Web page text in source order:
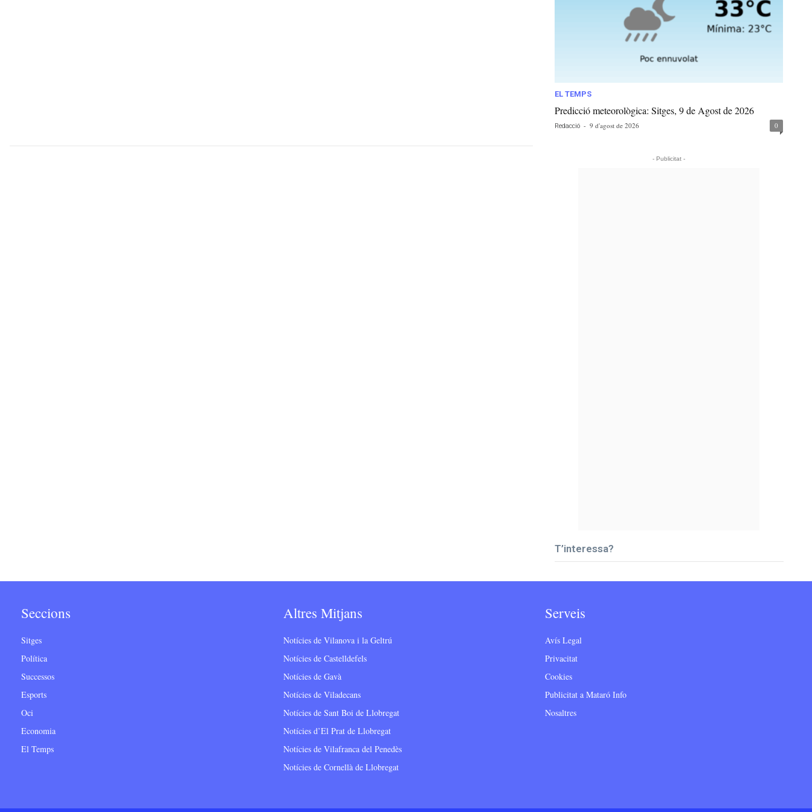
EL TEMPS
Predicció meteorològica: Sitges, 9 de Agost de 2026
Redacció - 9 d'agost de 2026 0
- Publicitat -
T’interessa?
Seccions
Sitges
Política
Successos
Esports
Oci
Economia
El Temps
Altres Mitjans
Notícies de Vilanova i la Geltrú
Notícies de Castelldefels
Notícies de Gavà
Notícies de Viladecans
Notícies de Sant Boi de Llobregat
Notícies d’El Prat de Llobregat
Notícies de Vilafranca del Penedès
Notícies de Cornellà de Llobregat
Serveis
Avís Legal
Privacitat
Cookies
Publicitat a Mataró Info
Nosaltres